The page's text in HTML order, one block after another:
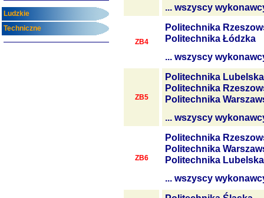
Ludzkie
Techniczne
... wszyscy
ZB4
Politechnika
Politechnika Łódzka
... wszyscy
ZB5
Politechnika Lubelska
Politechnika
Politechnika
... wszyscy
ZB6
Politechnika
Politechnika
Politechnika Lubelska
... wszyscy